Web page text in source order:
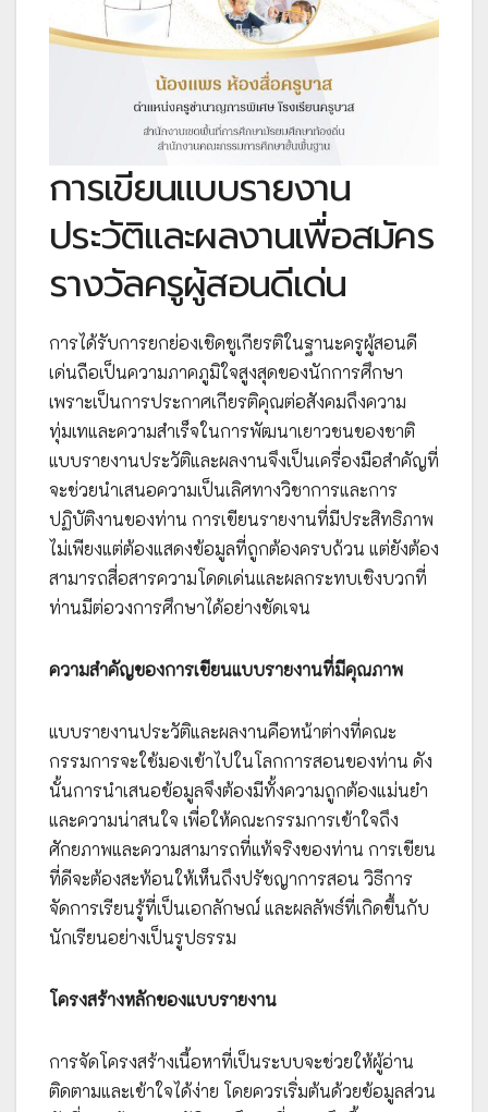
การเขียนแบบรายงาน
ประวัติและผลงานเพื่อสมัคร
รางวัลครูผู้สอนดีเด่น
การได้รับการยกย่องเชิดชูเกียรติในฐานะครูผู้สอนดี
เด่นถือเป็นความภาคภูมิใจสูงสุดของนักการศึกษา
เพราะเป็นการประกาศเกียรติคุณต่อสังคมถึงความ
ทุ่มเทและความสำเร็จในการพัฒนาเยาวชนของชาติ
แบบรายงานประวัติและผลงานจึงเป็นเครื่องมือสำคัญที่
จะช่วยนำเสนอความเป็นเลิศทางวิชาการและการ
ปฏิบัติงานของท่าน การเขียนรายงานที่มีประสิทธิภาพ
ไม่เพียงแต่ต้องแสดงข้อมูลที่ถูกต้องครบถ้วน แต่ยังต้อง
สามารถสื่อสารความโดดเด่นและผลกระทบเชิงบวกที่
ท่านมีต่อวงการศึกษาได้อย่างชัดเจน
ความสำคัญของการเขียนแบบรายงานที่มีคุณภาพ
แบบรายงานประวัติและผลงานคือหน้าต่างที่คณะ
กรรมการจะใช้มองเข้าไปในโลกการสอนของท่าน ดัง
นั้นการนำเสนอข้อมูลจึงต้องมีทั้งความถูกต้องแม่นยำ
และความน่าสนใจ เพื่อให้คณะกรรมการเข้าใจถึง
ศักยภาพและความสามารถที่แท้จริงของท่าน การเขียน
ที่ดีจะต้องสะท้อนให้เห็นถึงปรัชญาการสอน วิธีการ
จัดการเรียนรู้ที่เป็นเอกลักษณ์ และผลลัพธ์ที่เกิดขึ้นกับ
นักเรียนอย่างเป็นรูปธรรม
โครงสร้างหลักของแบบรายงาน
การจัดโครงสร้างเนื้อหาที่เป็นระบบจะช่วยให้ผู้อ่าน
ติดตามและเข้าใจได้ง่าย โดยควรเริ่มต้นด้วยข้อมูลส่วน